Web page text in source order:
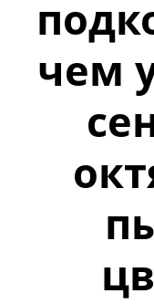
чем